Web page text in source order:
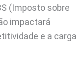
(Imposto sobre
impactará
e a carga